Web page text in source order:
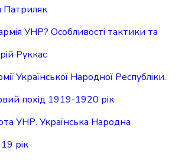
Патриляк
УНР? Особливості тактики та
Руккас
Української Народної Республіки.
похід 1919-1920 рік
УНР. Українська Народна
рік